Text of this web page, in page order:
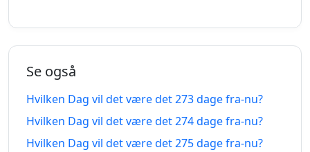
14.11.2025 30.04.2027
267 dage
siden
13.11.2025
dage
fra-
01.05.2027
Se også
Hvilken Dag vil det være det 273 dage fra-nu?
Hvilken Dag vil det være det 274 dage fra-nu?
Hvilken Dag vil det være det 275 dage fra-nu?